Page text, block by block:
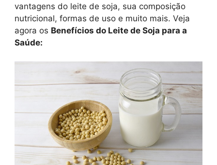
vantagens do leite de soja, sua composição
nutricional, formas de uso e muito mais. Veja
agora os Benefícios do Leite de Soja para a
Saúde: